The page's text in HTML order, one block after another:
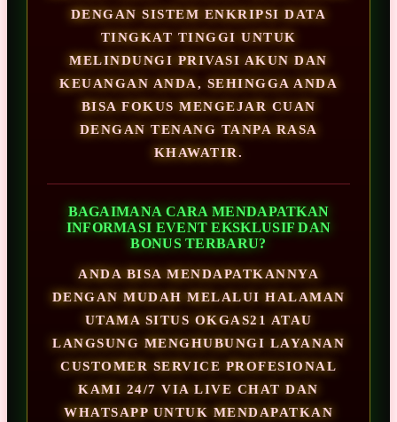
DENGAN SISTEM ENKRIPSI DATA
TINGKAT TINGGI UNTUK
MELINDUNGI PRIVASI AKUN DAN
KEUANGAN ANDA, SEHINGGA ANDA
BISA FOKUS MENGEJAR CUAN
DENGAN TENANG TANPA RASA
KHAWATIR.
BAGAIMANA CARA MENDAPATKAN
INFORMASI EVENT EKSKLUSIF DAN
BONUS TERBARU?
ANDA BISA MENDAPATKANNYA
DENGAN MUDAH MELALUI HALAMAN
UTAMA SITUS OKGAS21 ATAU
LANGSUNG MENGHUBUNGI LAYANAN
CUSTOMER SERVICE PROFESIONAL
KAMI 24/7 VIA LIVE CHAT DAN
WHATSAPP UNTUK MENDAPATKAN